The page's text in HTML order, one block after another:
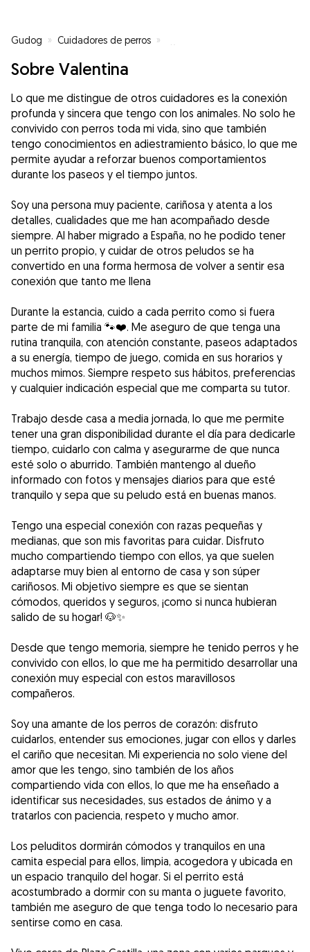
Gudog » Cuidadores de perros »
Sobre Valentina
Lo que me distingue de otros cuidadores es la conexión
profunda y sincera que tengo con los animales. No solo he
convivido con perros toda mi vida, sino que también
tengo conocimientos en adiestramiento básico, lo que me
permite ayudar a reforzar buenos comportamientos
durante los paseos y el tiempo juntos.
Soy una persona muy paciente, cariñosa y atenta a los
detalles, cualidades que me han acompañado desde
siempre. Al haber migrado a España, no he podido tener
un perrito propio, y cuidar de otros peludos se ha
convertido en una forma hermosa de volver a sentir esa
conexión que tanto me llena
Durante la estancia, cuido a cada perrito como si fuera
parte de mi familia 🐾❤️. Me aseguro de que tenga una
rutina tranquila, con atención constante, paseos adaptados
a su energía, tiempo de juego, comida en sus horarios y
muchos mimos. Siempre respeto sus hábitos, preferencias
y cualquier indicación especial que me comparta su tutor.
Trabajo desde casa a media jornada, lo que me permite
tener una gran disponibilidad durante el día para dedicarle
tiempo, cuidarlo con calma y asegurarme de que nunca
esté solo o aburrido. También mantengo al dueño
informado con fotos y mensajes diarios para que esté
tranquilo y sepa que su peludo está en buenas manos.
Tengo una especial conexión con razas pequeñas y
medianas, que son mis favoritas para cuidar. Disfruto
mucho compartiendo tiempo con ellos, ya que suelen
adaptarse muy bien al entorno de casa y son súper
cariñosos. Mi objetivo siempre es que se sientan
cómodos, queridos y seguros, ¡como si nunca hubieran
salido de su hogar! 🐶✨
Desde que tengo memoria, siempre he tenido perros y he
convivido con ellos, lo que me ha permitido desarrollar una
conexión muy especial con estos maravillosos
compañeros.
Soy una amante de los perros de corazón: disfruto
cuidarlos, entender sus emociones, jugar con ellos y darles
el cariño que necesitan. Mi experiencia no solo viene del
amor que les tengo, sino también de los años
compartiendo vida con ellos, lo que me ha enseñado a
identificar sus necesidades, sus estados de ánimo y a
tratarlos con paciencia, respeto y mucho amor.
Los peluditos dormirán cómodos y tranquilos en una
camita especial para ellos, limpia, acogedora y ubicada en
un espacio tranquilo del hogar. Si el perrito está
acostumbrado a dormir con su manta o juguete favorito,
también me aseguro de que tenga todo lo necesario para
sentirse como en casa.